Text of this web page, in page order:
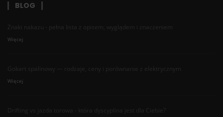
BLOG
Znaki nakazu - pełna lista z opisem, wyglądem i znaczeniem
Więcej
Gokart spalinowy — rodzaje, ceny i porównanie z elektrycznym
Więcej
Drifting vs jazda torowa - która dyscyplina jest dla Ciebie?